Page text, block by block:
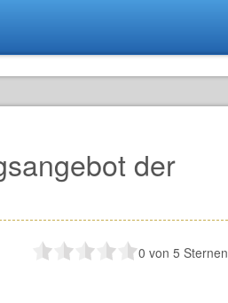
der
0 von 5 Sternen